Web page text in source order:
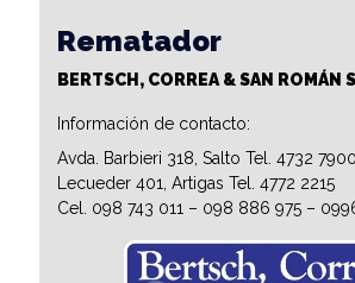
Rematador
BERTSCH, CORREA & SAN ROMÁN
Información de contacto:
Avda. Barbieri 318, Salto Tel. 4732 7900
Lecueder 401, Artigas Tel. 4772 2215
Cel. 098 743 011 – 098 886 975 –